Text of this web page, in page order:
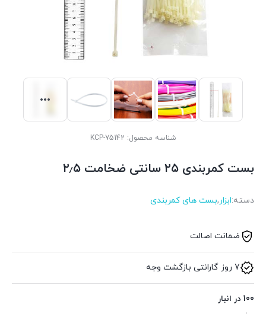
شناسه محصول: KCP-75142
بست کمربندی ۲۵ سانتی ضخامت ۲٫۵
دسته:ابزار,بست های کمربندی
ضمانت اصالت
7 روز گارانتی بازگشت وجه
100 در انبار